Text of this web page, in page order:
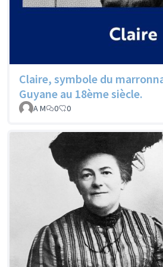
Claire, symbole du
Guyane au 18ème siècle.
A M 0 0